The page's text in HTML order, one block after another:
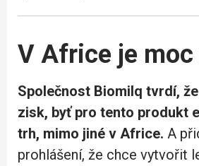
V Africe je
Společnost Biomilq tvrdí,
zisk, byť pro tento produkt
trh, mimo jiné v Africe. A
prohlášení, že chce vytvořit